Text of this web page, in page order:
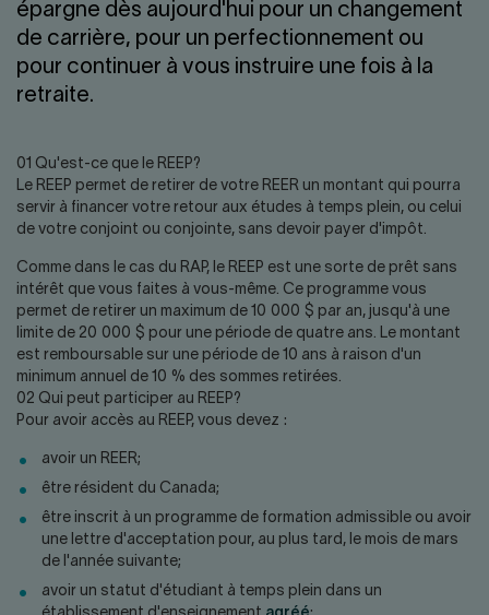
épargne dès aujourd'hui pour un changement
de carrière, pour un perfectionnement ou
pour continuer à vous instruire une fois à la
retraite.
01 Qu'est-ce que le REEP?
Le REEP permet de retirer de votre REER un montant qui pourra
servir à financer votre retour aux études à temps plein, ou celui
de votre conjoint ou conjointe, sans devoir payer d'impôt.
Comme dans le cas du RAP, le REEP est une sorte de prêt sans
intérêt que vous faites à vous-même. Ce programme vous
permet de retirer un maximum de 10 000 $ par an, jusqu'à une
limite de 20 000 $ pour une période de quatre ans. Le montant
est remboursable sur une période de 10 ans à raison d'un
minimum annuel de 10 % des sommes retirées.
02 Qui peut participer au REEP?
Pour avoir accès au REEP, vous devez :
avoir un REER;
être résident du Canada;
être inscrit à un programme de formation admissible ou avoir
une lettre d'acceptation pour, au plus tard, le mois de mars
de l'année suivante;
avoir un statut d'étudiant à temps plein dans un